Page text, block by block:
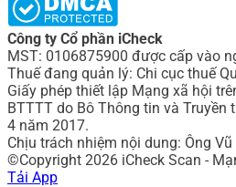
Công ty Cổ phần iCheck
MST: 0106875900 được cấp vào
Thuế đang quản lý: Chi cục thuế
Giấy phép thiết lập Mạng xã hội
BTTTT do Bô Thông tin và Truyền
4 năm 2017.
Chịu trách nhiệm nội dung: Ông Vũ
©Copyright 2026 iCheck Scan -
Tải App